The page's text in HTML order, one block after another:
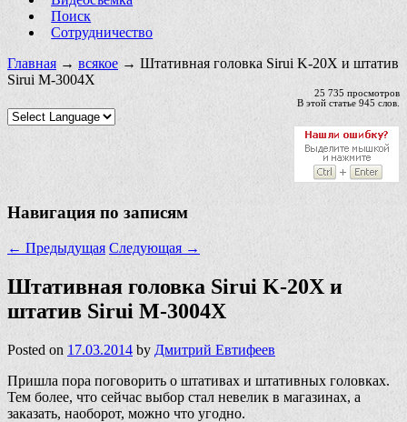
Поиск
Сотрудничество
Главная → всякое → Штативная головка Sirui K-20X и штатив
Sirui M-3004X
25 735 просмотров
В этой статье 945 слов.
Навигация по записям
← Предыдущая Следующая →
Штативная головка Sirui K-20X и
штатив Sirui M-3004X
Posted on 17.03.2014 by Дмитрий Евтифеев
Пришла пора поговорить о штативах и штативных головках.
Тем более, что сейчас выбор стал невелик в магазинах, а
заказать, наоборот, можно что угодно.